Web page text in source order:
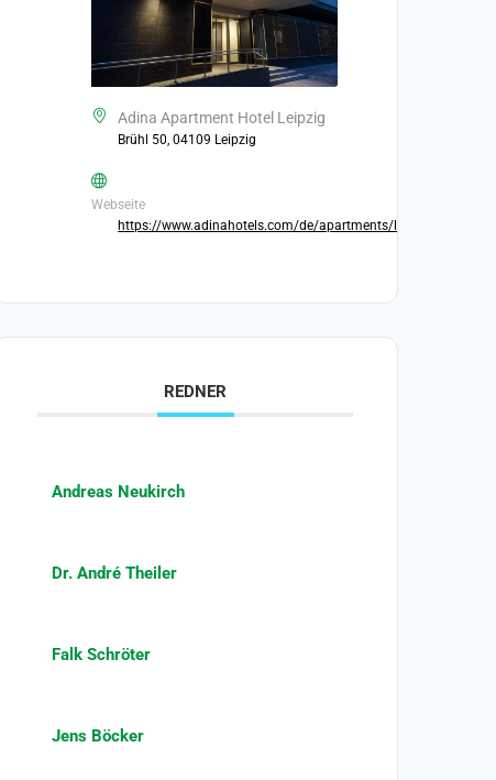
Adina Apartment Hotel Leipzig
Brühl 50, 04109 Leipzig
Webseite
https://www.adinahotels.com/de/apartments/leipzig/
REDNER
Andreas Neukirch
Dr. André Theiler
Falk Schröter
Jens Böcker